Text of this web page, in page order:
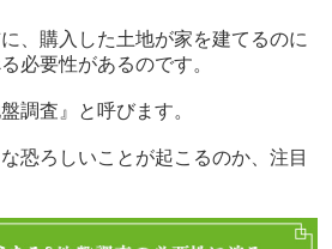
、購入した土地が家を建てるのに
必要性があるのです。
調査』と呼びます。
恐ろしいことが起こるのか、注目